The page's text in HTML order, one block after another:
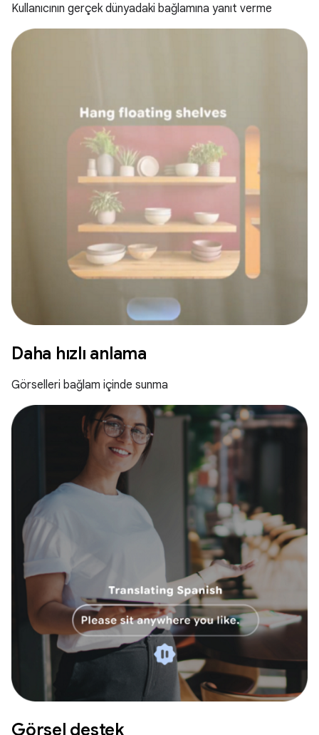
Kullanıcının gerçek dünyadaki bağlamına yanıt verme
Daha hızlı anlama
Görselleri bağlam içinde sunma
Görsel destek